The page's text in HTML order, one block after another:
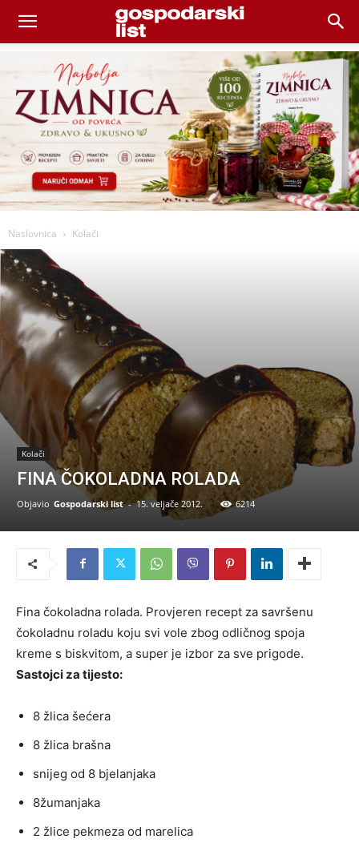
Naslovnica Kolači
Kolači
FINA ČOKOLADNA ROLADA
Objavio Gospodarski list - 15. veljače 2012. 6214
Fina čokoladna rolada. Provjeren recept za savršenu
čokoladnu roladu koju svi vole zbog odličnog spoja
kreme s biskvitom, a super je izbor za sve prigode.
Sastojci za tijesto:
8 žlica šećera
8 žlica brašna
snijeg od 8 bjelanjaka
8žumanjaka
2 žlice pekmeza od marelica